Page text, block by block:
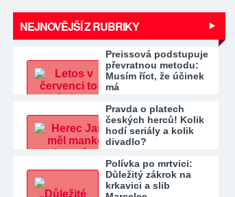
NEJNOVĚJŠÍ Z RUBRIKY
Preissová podstupuje
převratnou metodu:
Musím říct, že účinek
má
Pravda o platech
českých herců! Kolik
hodí seriály a kolik
divadlo?
Polívka po mrtvici:
Důležitý zákrok na
krkavici a slib